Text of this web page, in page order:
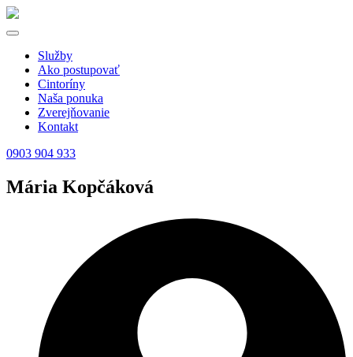
Služby
Ako postupovať
Cintoríny
Naša ponuka
Zverejňovanie
Kontakt
0903 904 933
Mária Kopčáková